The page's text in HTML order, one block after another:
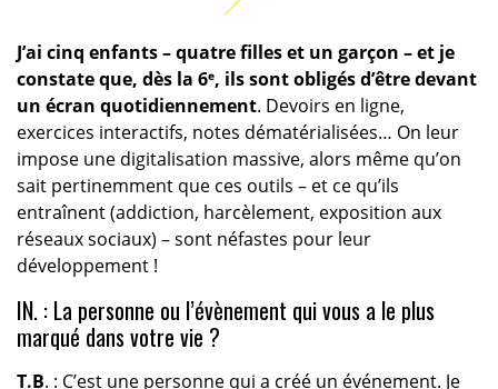
J’ai cinq enfants – quatre filles et un garçon – et je
constate que, dès la 6ᵉ, ils sont obligés d’être devant
un écran quotidiennement. Devoirs en ligne,
exercices interactifs, notes dématérialisées… On leur
impose une digitalisation massive, alors même qu’on
sait pertinemment que ces outils – et ce qu’ils
entraînent (addiction, harcèlement, exposition aux
réseaux sociaux) – sont néfastes pour leur
développement !
IN. : La personne ou l’évènement qui vous a le plus
marqué dans votre vie ?
T.B. : C’est une personne qui a créé un événement. Je